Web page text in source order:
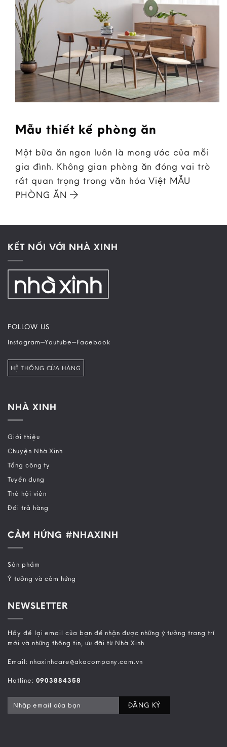
Mẫu thiết kế phòng ăn
Một bữa ăn ngon luôn là mong ước của mỗi
gia đình. Không gian phòng ăn đóng vai trò
rất quan trọng trong văn hóa Việt MẪU
PHÒNG ĂN
KẾT NỐI VỚI NHÀ XINH
FOLLOW US
Instagram–Youtube–Facebook
HỆ THỐNG CỬA HÀNG
NHÀ XINH
Giới thiệu
Chuyện Nhà Xinh
Tổng công ty
Tuyển dụng
Thẻ hội viên
Đổi trả hàng
CẢM HỨNG #NHAXINH
Sản phẩm
Ý tưởng và cảm hứng
NEWSLETTER
Hãy để lại email của bạn để nhận được những ý tưởng trang trí
mới và những thông tin, ưu đãi từ Nhà Xinh
Email: nhaxinhcare@akacompany.com.vn
Hotline: 0903884358